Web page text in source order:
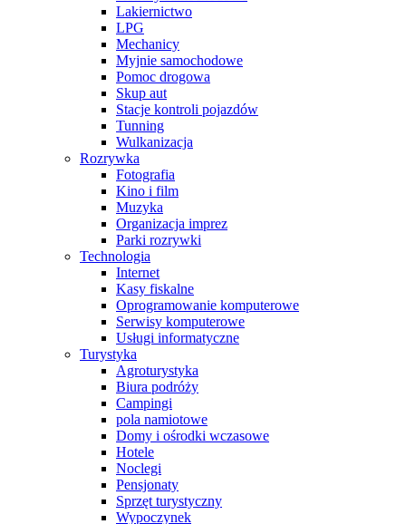
Lakiernictwo
LPG
Mechanicy
Myjnie samochodowe
Pomoc drogowa
Skup aut
Stacje kontroli pojazdów
Tunning
Wulkanizacja
Rozrywka
Fotografia
Kino i film
Muzyka
Organizacja imprez
Parki rozrywki
Technologia
Internet
Kasy fiskalne
Oprogramowanie komputerowe
Serwisy komputerowe
Usługi informatyczne
Turystyka
Agroturystyka
Biura podróży
Campingi
pola namiotowe
Domy i ośrodki wczasowe
Hotele
Noclegi
Pensjonaty
Sprzęt turystyczny
Wypoczynek